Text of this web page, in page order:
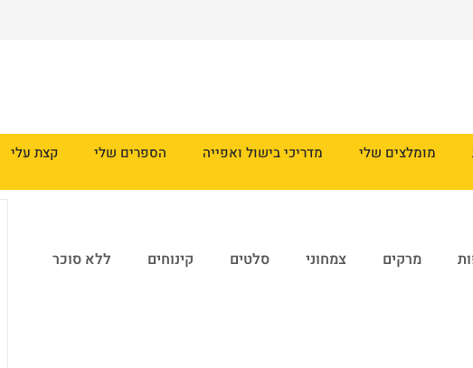
מומלצים שלי מדריכי בישול ואפייה הספרים שלי קצת עלי
מרקים צמחוני סלטים קינוחים ללא סוכר